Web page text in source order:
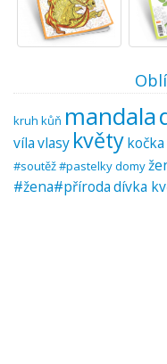
kruh kůň mandala
vílavlasy květykočka
#soutěž #pastelkydomy
#žena#přírodadívka